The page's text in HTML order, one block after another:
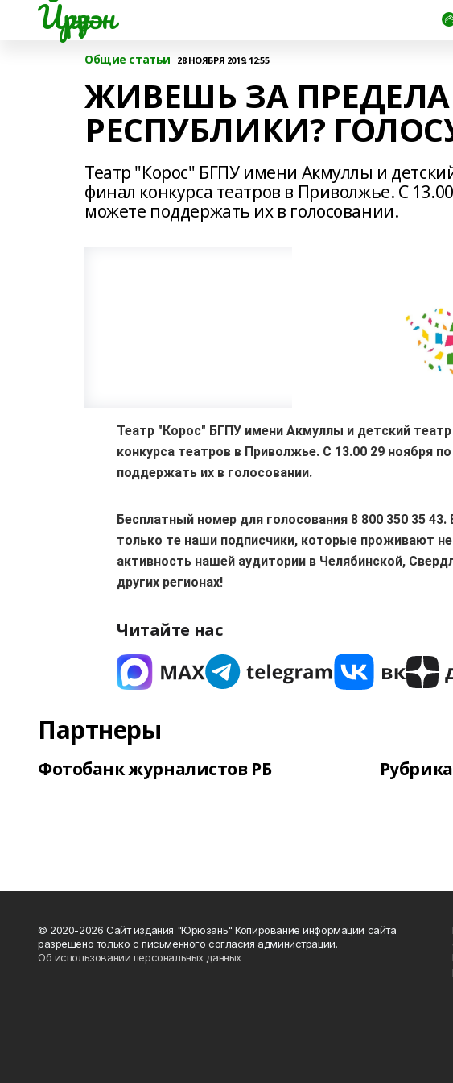
Йүрүҙән
Общие статьи 28 НОЯБРЯ 2019, 12:55
ЖИВЕШЬ ЗА
РЕСПУБЛИКИ?
Театр "Корос" БГПУ имени Акмуллы и
финал конкурса театров в Приволжье. С
можете поддержать их в голосовании.
Театр "Корос" БГПУ имени Акмуллы и детский
конкурса театров в Приволжье. С 13.00 29 ноября
поддержать их в голосовании.
Бесплатный номер для голосования 8 800 350 35
только те наши подписчики, которые проживают
активность нашей аудитории в Челябинской,
других регионах!
Читайте нас
Партнеры
Фотобанк журналистов РБ
© 2020-2026 Сайт издания "Юрюзань" Копирование информации сайта
разрешено только с письменного согласия администрации.
Об использовании персональных данных